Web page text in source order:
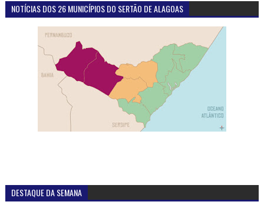
NOTÍCIAS DOS 26 MUNICÍPIOS DO SERTÃO DE ALAGOAS
DESTAQUE DA SEMANA